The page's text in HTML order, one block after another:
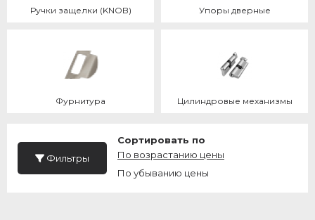
Ручки защелки (KNOB) Упоры дверные
Фурнитура Цилиндровые механизмы
Фильтры
Сортировать по
По возрастанию цены
По убыванию цены